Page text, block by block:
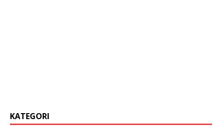
KATEGORI